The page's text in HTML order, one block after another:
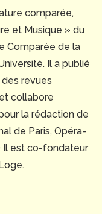
comparée,
et Musique » du
Comparée de la
Il a publié
revues
collabore
la rédaction de
de Paris, Opéra-
Il est co-fondateur